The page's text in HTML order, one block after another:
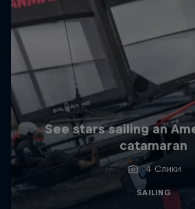
See stars sailing an
catamaran
4 Слики
SAILING